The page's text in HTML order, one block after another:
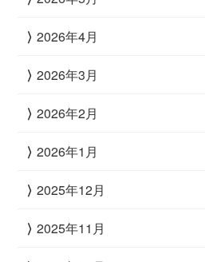
2026年4月
2026年3月
2026年2月
2026年1月
2025年12月
2025年11月